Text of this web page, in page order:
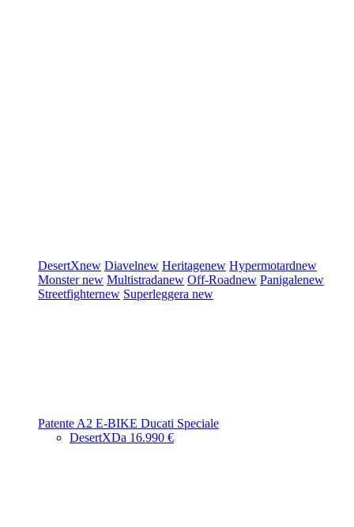
DesertXnew Diavelnew Heritagenew Hypermotardnew
Monsternew Multistradanew Off-Roadnew Panigalenew
Streetfighternew Superleggera new
Patente A2 E-BIKE Ducati Speciale
DesertXDa 16.990 €